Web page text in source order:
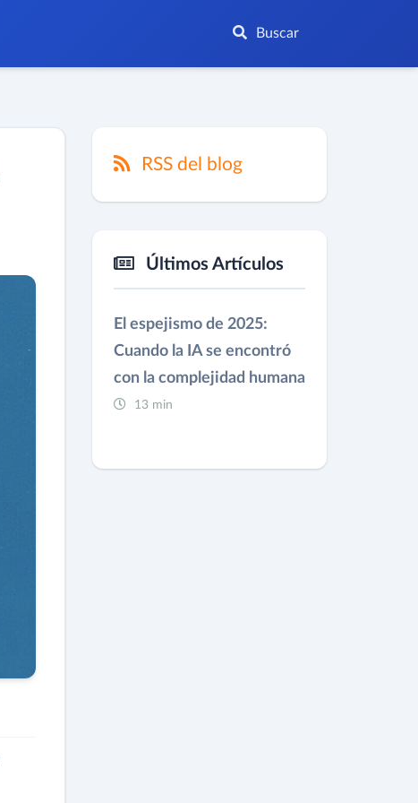
Buscar
RSS del blog
Últimos Artículos
El espejismo de 2025:
Cuando la IA se encontró
con la complejidad humana
13 min